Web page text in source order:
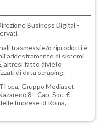
Business Digital -
trasmessi e/o riprodotti è
di sistemi
altresì fatto divieto
di data scraping.
spa, Gruppo Mediaset -
8 - Cap. Soc. €
Imprese di Roma,